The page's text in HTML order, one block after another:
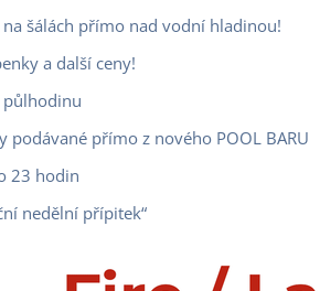
šálách přímo nad vodní hladinou!
a další ceny!
podávané přímo z nového POOL BARU
23 hodin
nedělní přípitek“